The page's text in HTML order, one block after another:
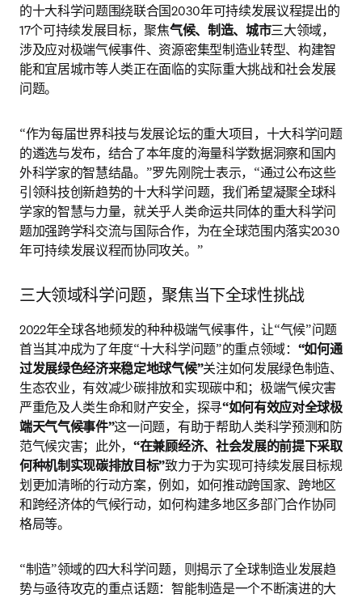
的十大科学问题围绕联合国2030年可持续发展议程提出的
17个可持续发展目标，聚焦气候、制造、城市三大领域，
涉及应对极端气候事件、资源密集型制造业转型、构建智
能和宜居城市等人类正在面临的实际重大挑战和社会发展
问题。
“作为每届世界科技与发展论坛的重大项目，十大科学问题
的遴选与发布，结合了本年度的海量科学数据洞察和国内
外科学家的智慧结晶。”罗先刚院士表示，“通过公布这些
引领科技创新趋势的十大科学问题，我们希望凝聚全球科
学家的智慧与力量，就关乎人类命运共同体的重大科学问
题加强跨学科交流与国际合作，为在全球范围内落实2030
年可持续发展议程而协同攻关。”
三大领域科学问题，聚焦当下全球性挑战
2022年全球各地频发的种种极端气候事件，让“气候”问题
首当其冲成为了年度“十大科学问题”的重点领域： “如何通
过发展绿色经济来稳定地球气候”关注如何发展绿色制造、
生态农业，有效减少碳排放和实现碳中和；极端气候灾害
严重危及人类生命和财产安全，探寻“如何有效应对全球极
端天气气候事件”这一问题，有助于帮助人类科学预测和防
范气候灾害；此外，“在兼顾经济、社会发展的前提下采取
何种机制实现碳排放目标”致力于为实现可持续发展目标规
划更加清晰的行动方案，例如，如何推动跨国家、跨地区
和跨经济体的气候行动，如何构建多地区多部门合作协同
格局等。
“制造”领域的四大科学问题，则揭示了全球制造业发展趋
势与亟待攻克的重点话题：智能制造是一个不断演进的大